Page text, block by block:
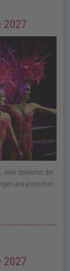
2027
allen Spielarten der
und poetischen
2027